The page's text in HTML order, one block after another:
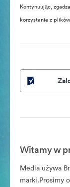
Kontynuując,
korzystanie z
Witamy w
Media używa
marki.Prosimy